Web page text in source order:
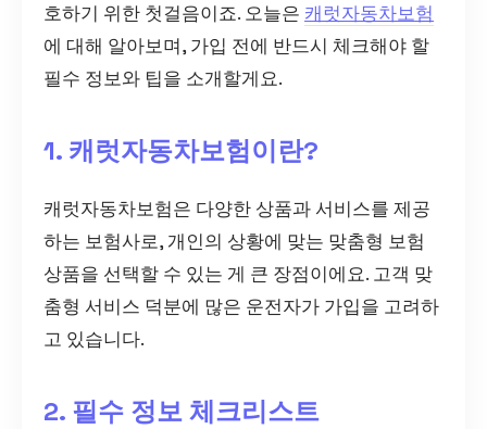
호하기 위한 첫걸음이죠. 오늘은 캐럿자동차보험
에 대해 알아보며, 가입 전에 반드시 체크해야 할
필수 정보와 팁을 소개할게요.
1. 캐럿자동차보험이란?
캐럿자동차보험은 다양한 상품과 서비스를 제공
하는 보험사로, 개인의 상황에 맞는 맞춤형 보험
상품을 선택할 수 있는 게 큰 장점이에요. 고객 맞
춤형 서비스 덕분에 많은 운전자가 가입을 고려하
고 있습니다.
2. 필수 정보 체크리스트